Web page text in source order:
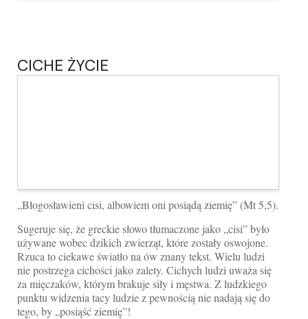
CICHE ŻYCIE
„Błogosławieni cisi, albowiem oni posiądą ziemię” (Mt 5,5).
Sugeruje się, że greckie słowo tłumaczone jako „cisi” było
używane wobec dzikich zwierząt, które zostały oswojone.
Rzuca to ciekawe światło na ów znany tekst. Wielu ludzi
nie postrzega cichości jako zalety. Cichych ludzi uważa się
za mięczaków, którym brakuje siły i mę­stwa. Z ludzkiego
punktu widzenia tacy ludzie z pewnością nie nadają się do
tego, by „posiąść ziemię”!